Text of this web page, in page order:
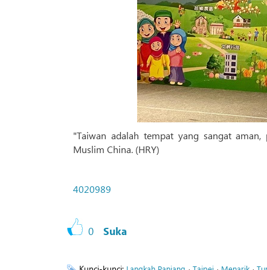
"Taiwan adalah tempat yang sangat
Muslim China. (HRY)
4020989
0 Suka